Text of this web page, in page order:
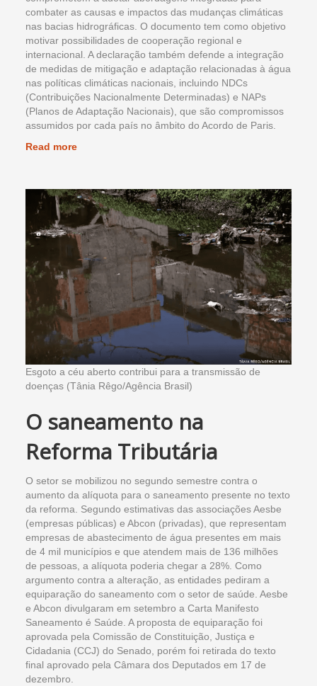
combater as causas e impactos das mudanças climáticas
nas bacias hidrográficas. O documento tem como objetivo
motivar possibilidades de cooperação regional e
internacional. A declaração também defende a integração
de medidas de mitigação e adaptação relacionadas à água
nas políticas climáticas nacionais, incluindo NDCs
(Contribuições Nacionalmente Determinadas) e NAPs
(Planos de Adaptação Nacionais), que são compromissos
assumidos por cada país no âmbito do Acordo de Paris.
Read more
Esgoto a céu aberto contribui para a transmissão de
doenças (Tânia Rêgo/Agência Brasil)
O saneamento na
Reforma Tributária
O setor se mobilizou no segundo semestre contra o
aumento da alíquota para o saneamento presente no texto
da reforma. Segundo estimativas das associações Aesbe
(empresas públicas) e Abcon (privadas), que representam
empresas de abastecimento de água presentes em mais
de 4 mil municípios e que atendem mais de 136 milhões
de pessoas, a alíquota poderia chegar a 28%. Como
argumento contra a alteração, as entidades pediram a
equiparação do saneamento com o setor de saúde. Aesbe
e Abcon divulgaram em setembro a Carta Manifesto
Saneamento é Saúde. A proposta de equiparação foi
aprovada pela Comissão de Constituição, Justiça e
Cidadania (CCJ) do Senado, porém foi retirada do texto
final aprovado pela Câmara dos Deputados em 17 de
dezembro.